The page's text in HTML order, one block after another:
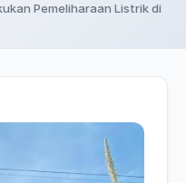
Pemeliharaan Listrik di